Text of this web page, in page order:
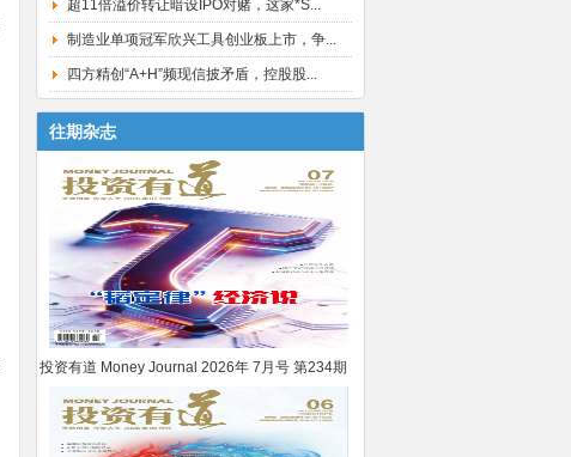
超11倍溢价转让暗设IPO对赌，这家*S...
制造业单项冠军欣兴工具创业板上市，争...
四方精创“A+H”频现信披矛盾，控股股...
往期杂志
投资有道 Money Journal 2026年 7月号 第234期